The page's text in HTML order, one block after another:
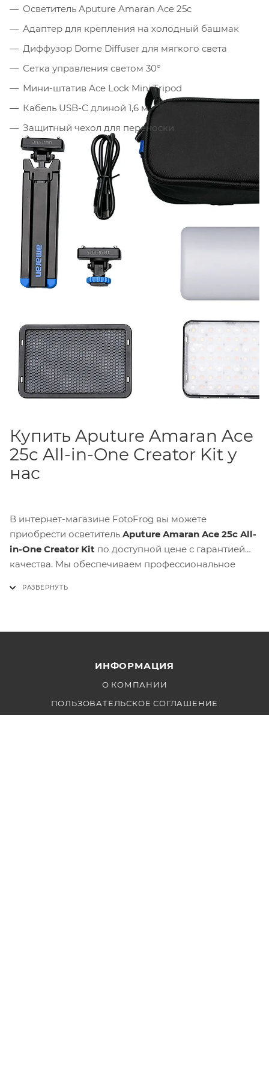
Осветитель Aputure Amaran Ace 25c
Адаптер для крепления на холодный башмак
Диффузор Dome Diffuser для мягкого света
Сетка управления светом 30°
Мини-штатив Ace Lock Mini Tripod
Кабель USB-C длиной 1,6 м
Защитный чехол для переноски
Купить Aputure Amaran Ace
25c All-in-One Creator Kit у
нас
В интернет-магазине FotoFrog вы можете
приобрести осветитель Aputure Amaran Ace 25c All-
in-One Creator Kit по доступной цене с гарантией
качества. Мы обеспечиваем профессиональное
ИНФОРМАЦИЯ
О КОМПАНИИ
ПОЛЬЗОВАТЕЛЬСКОЕ СОГЛАШЕНИЕ